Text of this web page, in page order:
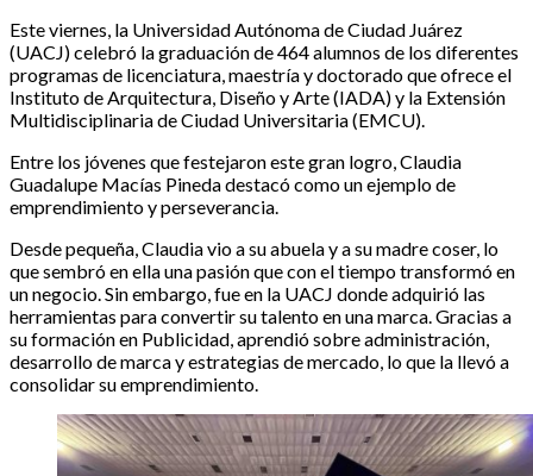
Este viernes, la Universidad Autónoma de Ciudad Juárez
(UACJ) celebró la graduación de 464 alumnos de los diferentes
programas de licenciatura, maestría y doctorado que ofrece el
Instituto de Arquitectura, Diseño y Arte (IADA) y la Extensión
Multidisciplinaria de Ciudad Universitaria (EMCU).
Entre los jóvenes que festejaron este gran logro, Claudia
Guadalupe Macías Pineda destacó como un ejemplo de
emprendimiento y perseverancia.
Desde pequeña, Claudia vio a su abuela y a su madre coser, lo
que sembró en ella una pasión que con el tiempo transformó en
un negocio. Sin embargo, fue en la UACJ donde adquirió las
herramientas para convertir su talento en una marca. Gracias a
su formación en Publicidad, aprendió sobre administración,
desarrollo de marca y estrategias de mercado, lo que la llevó a
consolidar su emprendimiento.